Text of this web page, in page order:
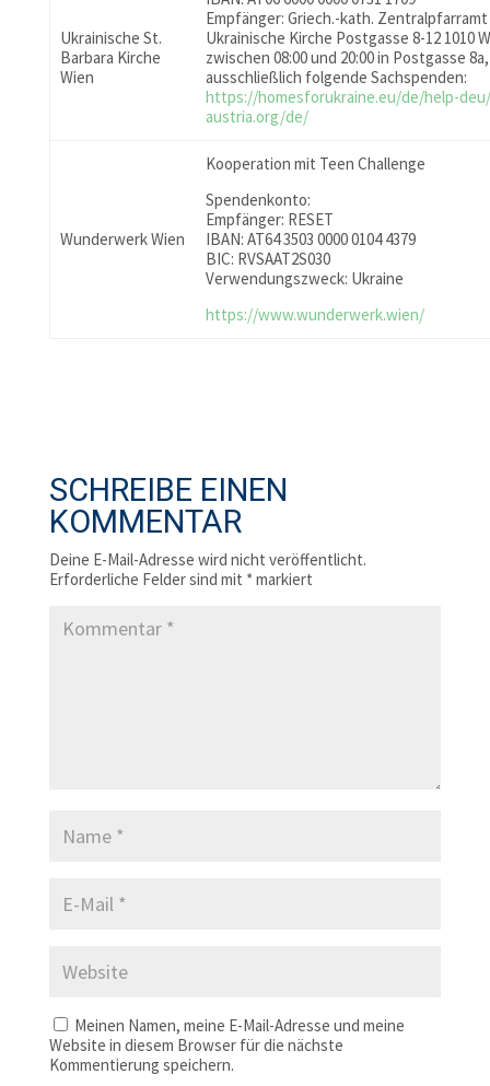
Ukrainische St.
Barbara Kirche
Wien
Empfänger: Griech.-kath. Zentralpfarramt
Ukrainische Kirche Postgasse 8-12 1010
zwischen 08:00 und 20:00 in Postgasse
ausschließlich folgende Sachspenden:
https://homesforukraine.eu/de/help-deu/
austria.org/de/
Wunderwerk Wien
Kooperation mit Teen Challenge
Spendenkonto:
Empfänger: RESET
IBAN: AT64 3503 0000 0104 4379
BIC: RVSAAT2S030
Verwendungszweck: Ukraine
https://www.wunderwerk.wien/
SCHREIBE EINEN
KOMMENTAR
Deine E-Mail-Adresse wird nicht veröffentlicht.
Erforderliche Felder sind mit *markiert
Meinen Namen, meine E-Mail-Adresse und meine
Website in diesem Browser für die nächste
Kommentierung speichern.